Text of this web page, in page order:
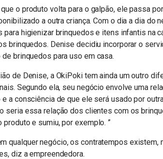
o produto volta para o galpão, ele passa
a outra criança. Com o dia a dia do
para higienizar brinquedos e itens infantis na
brinquedos. Denise decidiu incorporar o
de brinquedos para uso em casa.
de Denise, a OkiPoki tem ainda um outro
Segundo ela, seu negócio envolve uma
e a consciência de que ele será usado por
seria essa relação dos clientes com os
produto e sumiu, por exemplo. ”
qualquer negócio, os contratempos
diz a empreendedora.